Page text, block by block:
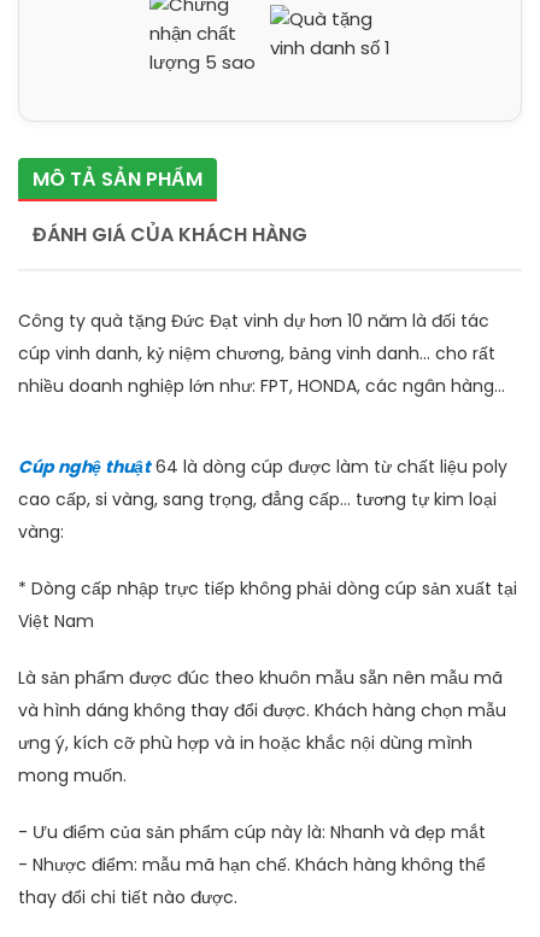
MÔ TẢ SẢN PHẨM
ĐÁNH GIÁ CỦA KHÁCH HÀNG
Công ty quà tặng Đức Đạt vinh dự hơn 10 năm là đối tác
cúp vinh danh, kỷ niệm chương, bảng vinh danh... cho rất
nhiều doanh nghiệp lớn như: FPT, HONDA, các ngân hàng...
Cúp nghệ thuật64 là dòng cúp được làm từ chất liệu poly
cao cấp, si vàng, sang trọng, đẳng cấp... tương tự kim loại
vàng:
* Dòng cấp nhập trực tiếp không phải dòng cúp sản xuất tại
Việt Nam
Là sản phẩm được đúc theo khuôn mẫu sẵn nên mẫu mã
và hình dáng không thay đổi được. Khách hàng chọn mẫu
ưng ý, kích cỡ phù hợp và in hoặc khắc nội dùng mình
mong muốn.
- Ưu điểm của sản phẩm cúp này là: Nhanh và đẹp mắt
- Nhược điểm: mẫu mã hạn chế. Khách hàng không thể
thay đổi chi tiết nào được.